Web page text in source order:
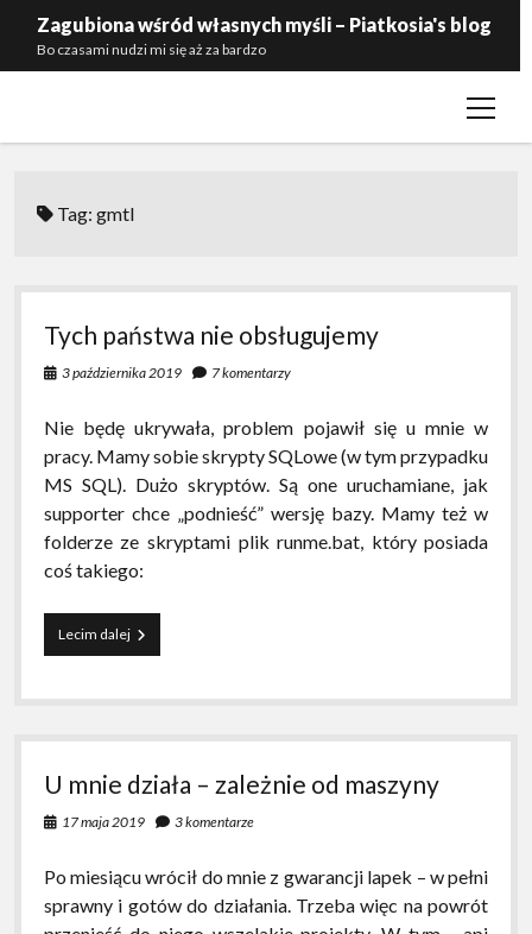
Zagubiona wśród własnych myśli – Piatkosia's blog
Bo czasami nudzi mi się aż za bardzo
open
Tag:gmtl
Tych państwa nie obsługujemy
3 października 2019 7 komentarzy
Nie będę ukrywała, problem pojawił się u mnie w
pracy. Mamy sobie skrypty SQLowe (w tym przypadku
MS SQL). Dużo skryptów. Są one uruchamiane, jak
supporter chce „podnieść” wersję bazy. Mamy też w
folderze ze skryptami plik runme.bat, który posiada
coś takiego:
Lecim dalejTych
państwa
obsługujemy
U mnie działa – zależnie od maszyny
17 maja 2019 3 komentarze
Po miesiącu wrócił do mnie z gwarancji lapek – w pełni
sprawny i gotów do działania. Trzeba więc na powrót